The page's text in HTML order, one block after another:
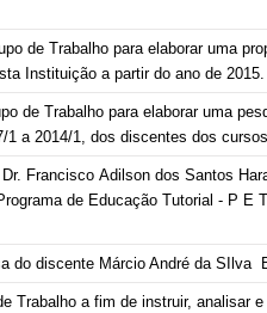
de Trabalho para elaborar uma
Instituição a partir do ano de 2015.
de Trabalho para elaborar uma
1 a 2014/1, dos discentes dos
Dr. Francisco Adilson dos Santos
de Educação Tutorial - P E
do discente Márcio André da SIlva
Trabalho a fim de instruir, analisar